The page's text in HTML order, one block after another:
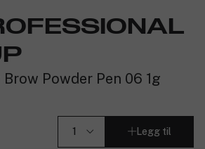
Powder Pen 06 1g
Legg til